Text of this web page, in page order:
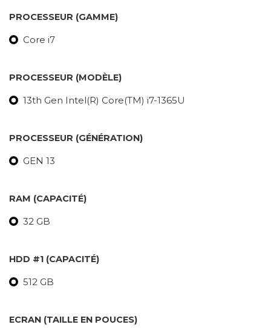
PROCESSEUR (GAMME)
Core i7
PROCESSEUR (MODÈLE)
13th Gen Intel(R) Core(TM) i7-1365U
PROCESSEUR (GÉNÉRATION)
GEN 13
RAM (CAPACITÉ)
32 GB
HDD #1 (CAPACITÉ)
512 GB
ECRAN (TAILLE EN POUCES)